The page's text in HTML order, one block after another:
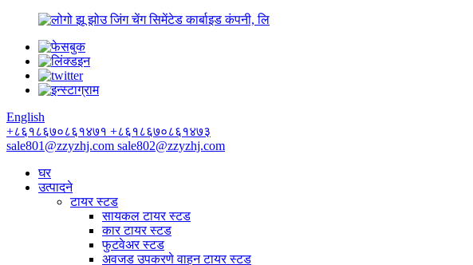
झू झोउ जिंग चेंग सिमेंटेड कार्बाइड कंपनी, लि
English
+८६१८६७०८६१४७१ +८६१८६७०८६१४७३
sale801@zzyzhj.com sale802@zzyzhj.com
घर
उत्पादने
टायर स्टड
सायकल टायर स्टड
कार टायर स्टड
फुटवेअर स्टड
अवजड उपकरणे वाहन टायर स्टड